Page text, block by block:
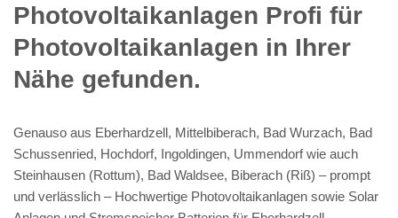
Photovoltaikanlagen Profi für
Photovoltaikanlagen in Ihrer
Nähe gefunden.
Genauso aus Eberhardzell, Mittelbiberach, Bad Wurzach, Bad
Schussenried, Hochdorf, Ingoldingen, Ummendorf wie auch
Steinhausen (Rottum), Bad Waldsee, Biberach (Riß) – prompt
und verlässlich – Hochwertige Photovoltaikanlagen sowie Solar